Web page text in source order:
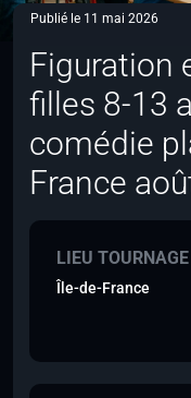
Publié le 11 mai 2026
Figuration
filles 8-13
comédie
France
LIEU TOURNAGE
Île-de-France